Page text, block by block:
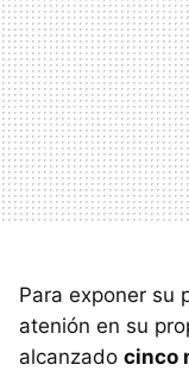
Para exponer su
atenión en su
alcanzado cinco